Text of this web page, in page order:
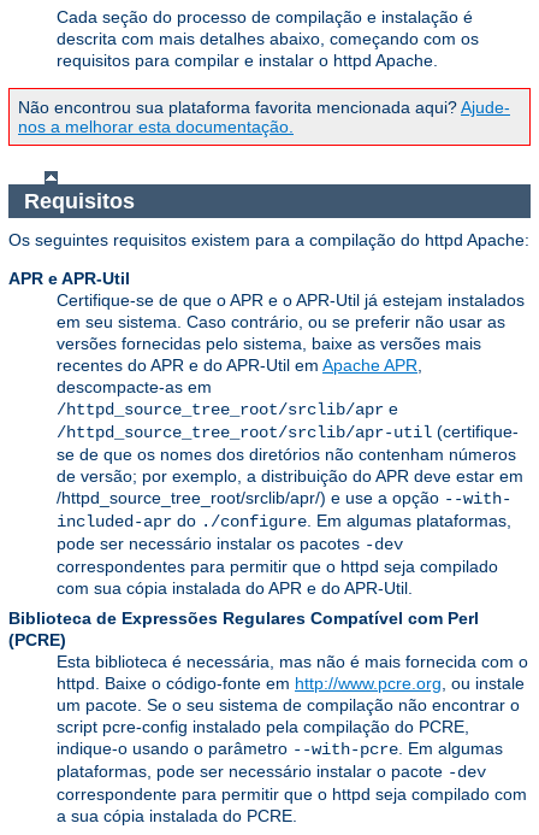
Cada seção do processo de compilação e instalação é
descrita com mais detalhes abaixo, começando com os
requisitos para compilar e instalar o httpd Apache.
Não encontrou sua plataforma favorita mencionada aqui?Ajude-
nos a melhorar esta documentação.
Requisitos
Os seguintes requisitos existem para a compilação do httpd Apache:
APR e APR-Util
Certifique-se de que o APR e o APR-Util já estejam instalados
em seu sistema. Caso contrário, ou se preferir não usar as
versões fornecidas pelo sistema, baixe as versões mais
recentes do APR e do APR-Util em Apache APR,
descompacte-as em
/httpd_source_tree_root/srclib/apr e
/httpd_source_tree_root/srclib/apr-util (certifique-
se de que os nomes dos diretórios não contenham números
de versão; por exemplo, a distribuição do APR deve estar em
/httpd_source_tree_root/srclib/apr/) e use a opção --with-
included-apr do ./configure. Em algumas plataformas,
pode ser necessário instalar os pacotes -dev
correspondentes para permitir que o httpd seja compilado
com sua cópia instalada do APR e do APR-Util.
Biblioteca de Expressões Regulares Compatível com Perl
(PCRE)
Esta biblioteca é necessária, mas não é mais fornecida com o
httpd. Baixe o código-fonte em http://www.pcre.org, ou instale
um pacote. Se o seu sistema de compilação não encontrar o
script pcre-config instalado pela compilação do PCRE,
indique-o usando o parâmetro --with-pcre. Em algumas
plataformas, pode ser necessário instalar o pacote -dev
correspondente para permitir que o httpd seja compilado com
a sua cópia instalada do PCRE.